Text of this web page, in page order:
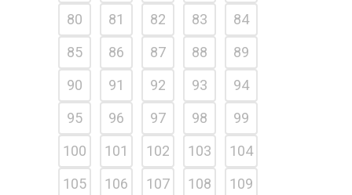
80
81 82 83
84
85
86 87 88
89
90
91 92 93
94
95
96 97 98
99
100
101 102 103
104
105
106 107 108
109